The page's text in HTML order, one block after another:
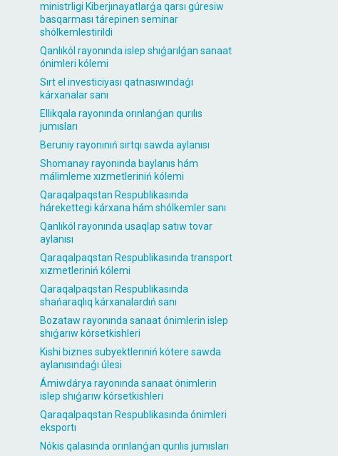
ministrligi Kiberjınayatlarǵa qarsı gúresiw
basqarması tárepinen seminar
shólkemlestirildi
Qanlıkól rayonında islep shıǵarılǵan sanaat
ónimleri kólemi
Sırt el investiciyası qatnasıwındaǵı
kárxanalar sanı
Ellikqala rayonında orınlanǵan qurılıs
jumısları
Beruniy rayonınıń sırtqı sawda aylanısı
Shomanay rayonında baylanıs hám
málimleme xızmetleriniń kólemi
Qaraqalpaqstan Respublikasında
hárekettegi kárxana hám shólkemler sanı
Qanlıkól rayonında usaqlap satıw tovar
aylanısı
Qaraqalpaqstan Respublikasında transport
xızmetleriniń kólemi
Qaraqalpaqstan Respublikasında
shańaraqlıq kárxanalardıń sanı
Bozataw rayonında sanaat ónimlerin islep
shıǵarıw kórsetkishleri
Kishi biznes subyektleriniń kótere sawda
aylanısındaǵı úlesi
Ámiwdárya rayonında sanaat ónimlerin
islep shıǵarıw kórsetkishleri
Qaraqalpaqstan Respublikasında ónimleri
eksportı
Nókis qalasında orınlanǵan qurılıs jumısları